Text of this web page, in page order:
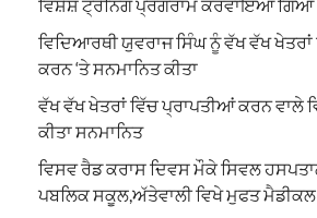
ਵਿਸ਼ੇਸ਼ ਟ੍ਰੇਨਿੰਗ ਪ੍ਰੋਗਰਾਮ ਕਰਵਾਇਆ ਗਿਆ
ਵਿਦਿਆਰਥੀ ਯੁਵਰਾਜ ਸਿੰਘ ਨੂੰ ਵੱਖ ਵੱਖ
ਕਰਨ ‘ਤੇ ਸਨਮਾਨਿਤ ਕੀਤਾ
ਵੱਖ ਵੱਖ ਖੇਤਰਾਂ ਵਿੱਚ ਪ੍ਰਾਪਤੀਆਂ ਕਰਨ ਵਾਲੇ
ਕੀਤਾ ਸਨਮਾਨਿਤ
ਵਿਸਵ ਰੈਡ ਕਰਾਸ ਦਿਵਸ ਮੌਕੇ ਸਿਵਲ
ਪਬਲਿਕ ਸਕੂਲ,ਅੱਤੇਵਾਲੀ ਵਿਖੇ ਮੁਫਤ